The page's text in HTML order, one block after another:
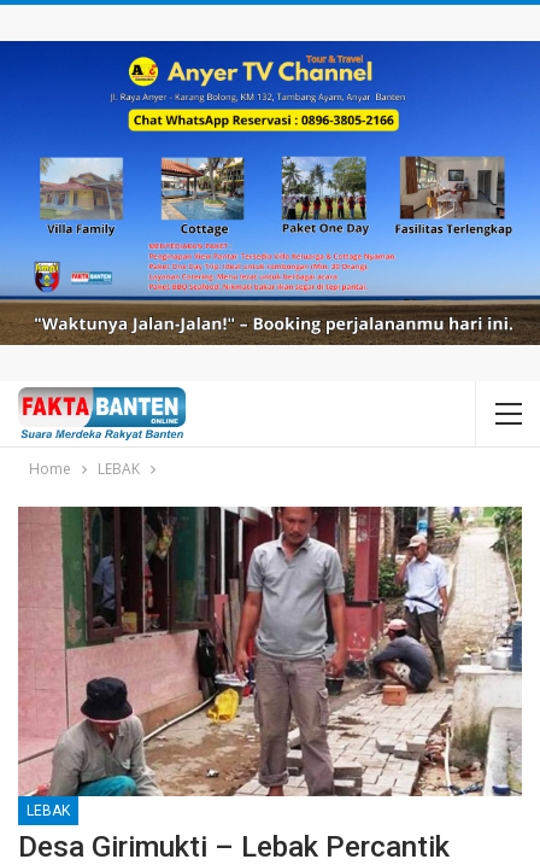
Home LEBAK
LEBAK
Desa Girimukti – Lebak Percantik